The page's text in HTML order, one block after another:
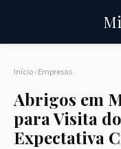
Início›Empresas
Abrigos em
para Visita
Expectativa